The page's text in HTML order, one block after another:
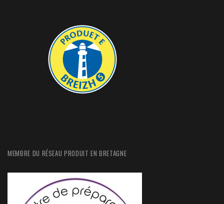
MEMBRE DU RÉSEAU PRODUIT EN BRETAGNE